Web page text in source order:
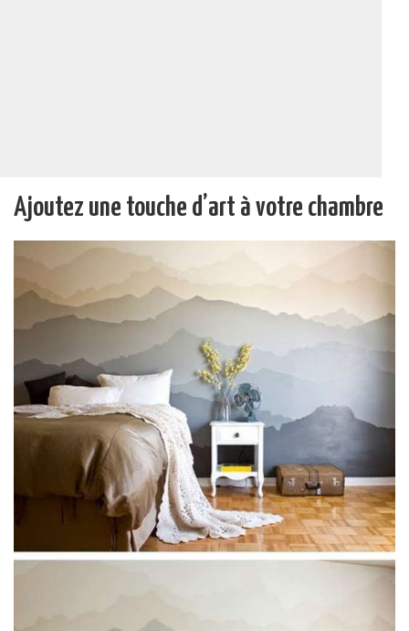
Ajoutez une touche d’art à votre chambre